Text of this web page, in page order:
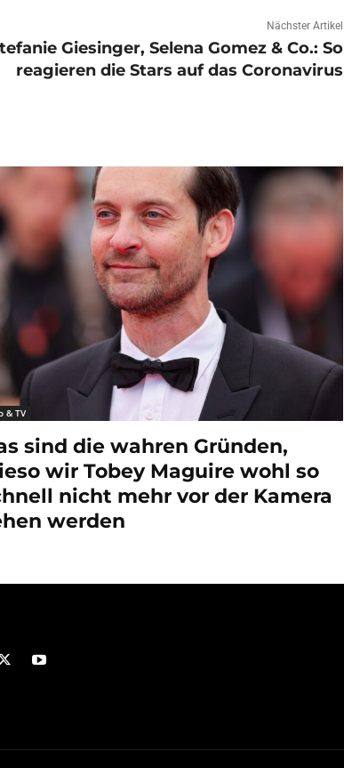
Nächster Artikel
Giesinger, Selena Gomez & Co.: So
reagieren die Stars auf das Coronavirus
& TV
sind die wahren Gründen,
wir Tobey Maguire wohl so
nicht mehr vor der Kamera
werden